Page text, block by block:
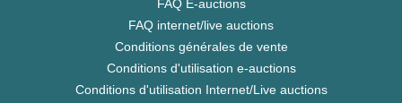
FAQ E-auctions
FAQ internet/live auctions
Conditions générales de vente
Conditions d'utilisation e-auctions
Conditions d'utilisation Internet/Live auctions